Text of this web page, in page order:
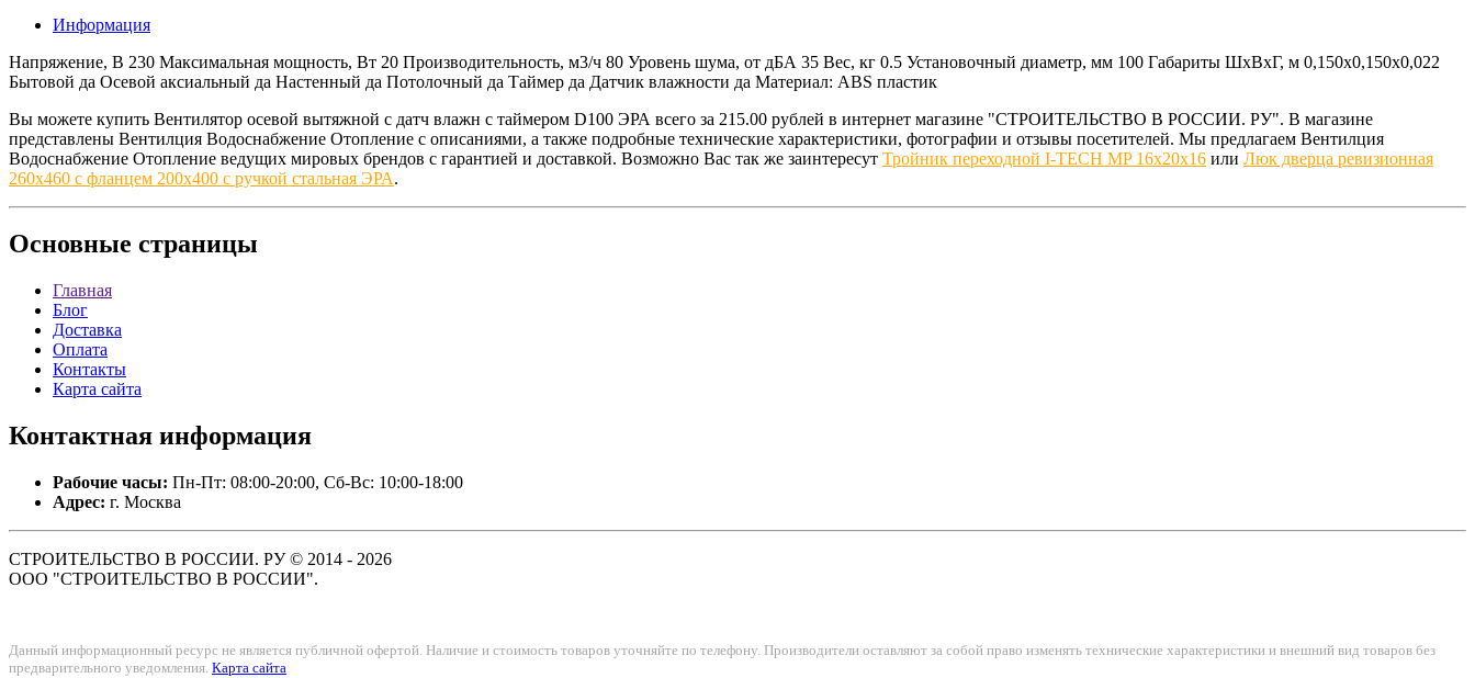
Информация
Напряжение, В 230 Максимальная мощность, Вт 20 Производительность, м3/ч 80 Уровень шума, от дБА 35 Вес, кг 0.5 Установочный диаметр, мм 100 Габариты ШхВхГ, м 0,150x0,150x0,022
Бытовой да Осевой аксиальный да Настенный да Потолочный да Таймер да Датчик влажности да Материал: ABS пластик
Вы можете купить Вентилятор осевой вытяжной с датч влажн с таймером D100 ЭРА всего за 215.00 рублей в интернет магазине "СТРОИТЕЛЬСТВО В РОССИИ. РУ". В магазине
представлены Вентилция Водоснабжение Отопление с описаниями, а также подробные технические характеристики, фотографии и отзывы посетителей. Мы предлагаем Вентилция
Водоснабжение Отопление ведущих мировых брендов с гарантией и доставкой. Возможно Вас так же заинтересут Тройник переходной I-TECH MP 16x20x16 или Люк дверца ревизионная
260х460 с фланцем 200х400 с ручкой стальная ЭРА.
Основные страницы
Главная
Блог
Доставка
Оплата
Контакты
Карта сайта
Контактная информация
Рабочие часы: Пн-Пт: 08:00-20:00, Сб-Вс: 10:00-18:00
Адрес: г. Москва
СТРОИТЕЛЬСТВО В РОССИИ. РУ © 2014 - 2026
ООО "СТРОИТЕЛЬСТВО В РОССИИ".
Данный информационный ресурс не является публичной офертой. Наличие и стоимость товаров уточняйте по телефону. Производители оставляют за собой право изменять технические характеристики и внешний вид товаров без
предварительного уведомления. Карта сайта